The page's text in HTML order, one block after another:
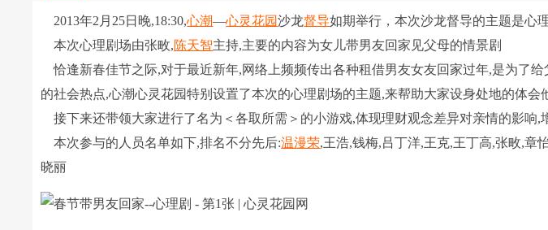
2013年2月25日晚,18:30,心潮―心灵花园沙龙督导如期举行，本次沙龙督导的主题是心
本次心理剧场由张畋,陈天智主持,主要的内容为女儿带男友回家见父母的情景剧
恰逢新春佳节之际,对于最近新年,网络上频频传出各种租借男友女友回家过年,是为了
的社会热点,心潮心灵花园特别设置了本次的心理剧场的主题,来帮助大家设身处地的体会
接下来还带领大家进行了名为＜各取所需＞的小游戏,体现理财观念差异对亲情的影响,
本次参与的人员名单如下,排名不分先后:温漫荣,王浩,钱梅,吕丁洋,王克,王丁高,张畋,章
晓丽